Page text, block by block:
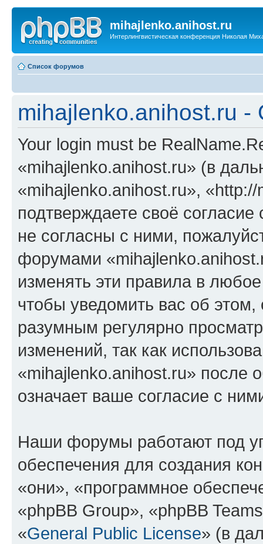
mihajlenko.anihost.ru
Интерлингвистическая конференция Николая
Список форумов
mihajlenko.anihost.ru
Your login must be
«mihajlenko.anihost.ru» (в
«mihajlenko.anihost.ru»,
подтверждаете своё
не согласны с ними,
форумами
изменять эти правила в
чтобы уведомить вас об
разумным регулярно
изменений, так как
«mihajlenko.anihost.ru» после
означает ваше согласие с
Наши форумы работают под
обеспечения для создания
«они», «программное
«phpBB Group», «phpBB
«General Public License» (в